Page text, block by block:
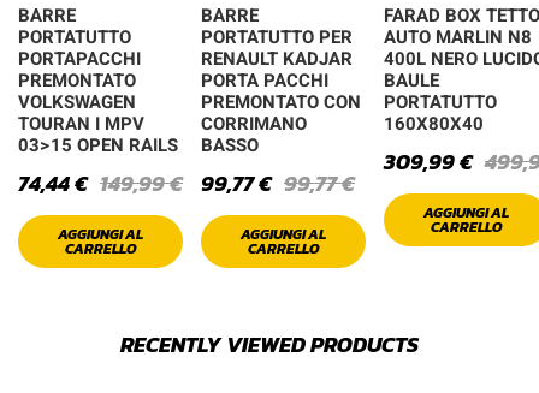
BARRE
PORTATUTTO
PORTAPACCHI
PREMONTATO
VOLKSWAGEN
TOURAN I MPV
03>15 OPEN RAILS
149,99€
74,44€
AGGIUNGI AL
CARRELLO
BARRE
PORTATUTTO PER
RENAULT KADJAR
PORTA PACCHI
PREMONTATO CON
CORRIMANO
BASSO
99,77€
99,77€
AGGIUNGI AL
CARRELLO
FARAD BOX TETTO
AUTO MARLIN N8
400L NERO
BAULE
PORTATUTTO
160X80X40
309,99€
AGGIUNGI AL
CARRELLO
RECENTLY VIEWED PRODUCTS